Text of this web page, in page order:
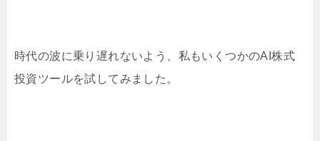
時代の波に乗り遅れないよう、私もいくつかのAI株式
投資ツールを試してみました。